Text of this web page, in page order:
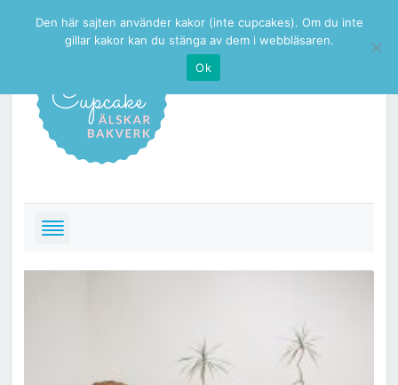
Den här sajten använder kakor (inte cupcakes). Om du inte
gillar kakor kan du stänga av dem i webbläsaren.
Ok